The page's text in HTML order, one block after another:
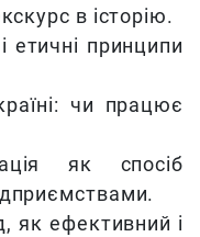
в історію.
принципи
чи працює
як спосіб
як ефективний і